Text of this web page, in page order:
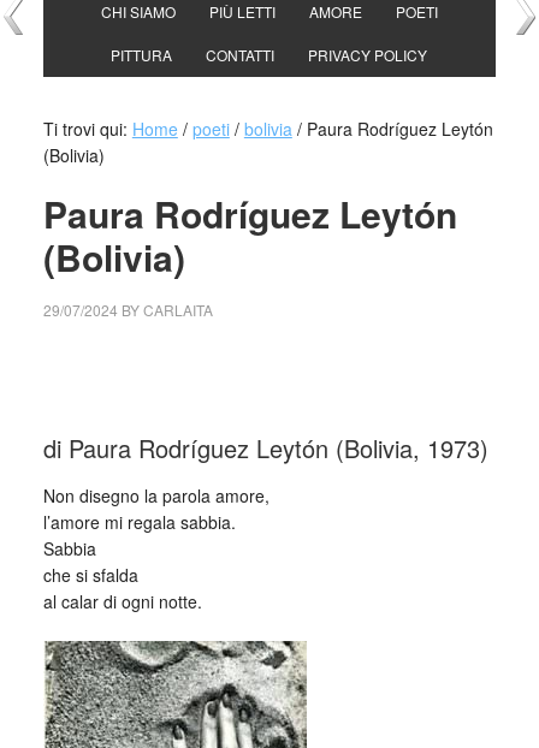
CHI SIAMO PIÙ LETTI AMORE POETI
PITTURA CONTATTI PRIVACY POLICY
Ti trovi qui: Home / poeti / bolivia /Paura Rodríguez Leytón
(Bolivia)
Paura Rodríguez Leytón
(Bolivia)
29/07/2024 BYCARLAITA
di Paura Rodríguez Leytón (Bolivia, 1973)
Non disegno la parola amore,
l’amore mi regala sabbia.
Sabbia
che si sfalda
al calar di ogni notte.